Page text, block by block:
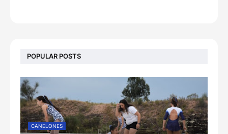
POPULAR POSTS
CANELONES